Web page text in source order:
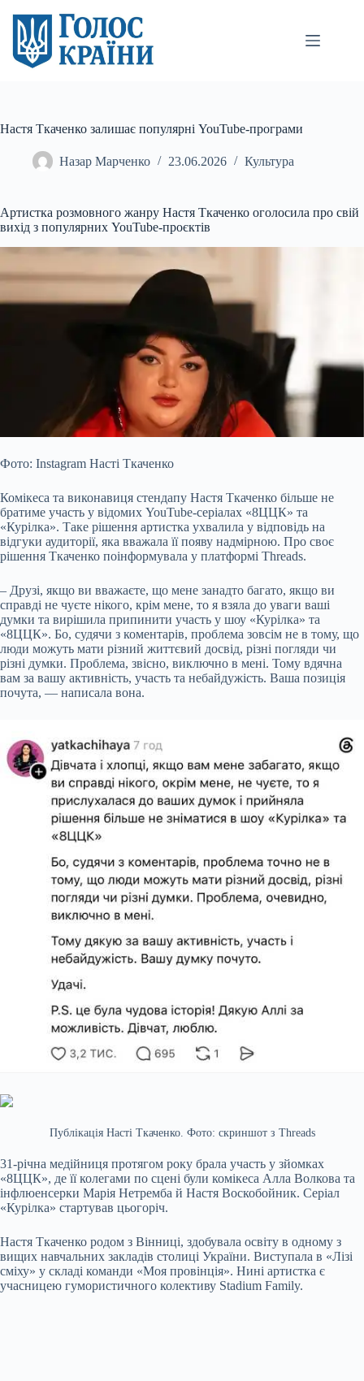
вмісту
Настя Ткаченко залишає популярні YouTube-програми
Назар Марченко 23.06.2026 Культура
Артистка розмовного жанру Настя Ткаченко оголосила про свій
вихід з популярних YouTube-проєктів
Фото: Instagram Насті Ткаченко
Комікеса та виконавиця стендапу Настя Ткаченко більше не
братиме участь у відомих YouTube-серіалах «8ЦЦК» та
«Курілка». Таке рішення артистка ухвалила у відповідь на
відгуки аудиторії, яка вважала її появу надмірною. Про своє
рішення Ткаченко поінформувала у платформі Threads.
– Друзі, якщо ви вважаєте, що мене занадто багато, якщо ви
справді не чуєте нікого, крім мене, то я взяла до уваги ваші
думки та вирішила припинити участь у шоу «Курілка» та
«8ЦЦК». Бо, судячи з коментарів, проблема зовсім не в тому, що
люди можуть мати різний життєвий досвід, різні погляди чи
різні думки. Проблема, звісно, виключно в мені. Тому вдячна
вам за вашу активність, участь та небайдужість. Ваша позиція
почута, — написала вона.
Публікація Насті Ткаченко. Фото: скриншот з Threads
31-річна медійниця протягом року брала участь у зйомках
«8ЦЦК», де її колегами по сцені були комікеса Алла Волкова та
інфлюенсерки Марія Нетремба й Настя Воскобойник. Серіал
«Курілка» стартував цьогоріч.
Настя Ткаченко родом з Вінниці, здобувала освіту в одному з
вищих навчальних закладів столиці України. Виступала в «Лізі
сміху» у складі команди «Моя провінція». Нині артистка є
учасницею гумористичного колективу Stadium Family.